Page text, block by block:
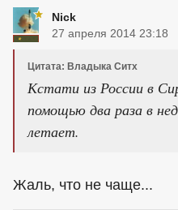
Nick
27 апреля 2014 23:18
Цитата: Владыка Ситх
Кстати из России в
помощью два раза в
летает.
Жаль, что не чаще...